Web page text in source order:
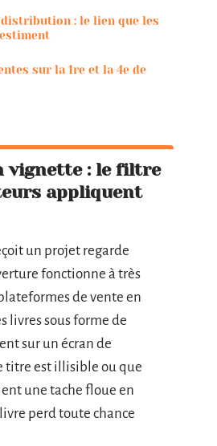
: le lien que les
sur la 1re et la 4e de
vignette : le filtre
appliquent
un projet regarde
fonctionne à très
de vente en
livres sous forme de
sur un écran de
titre est illisible ou que
une tache floue en
perd toute chance